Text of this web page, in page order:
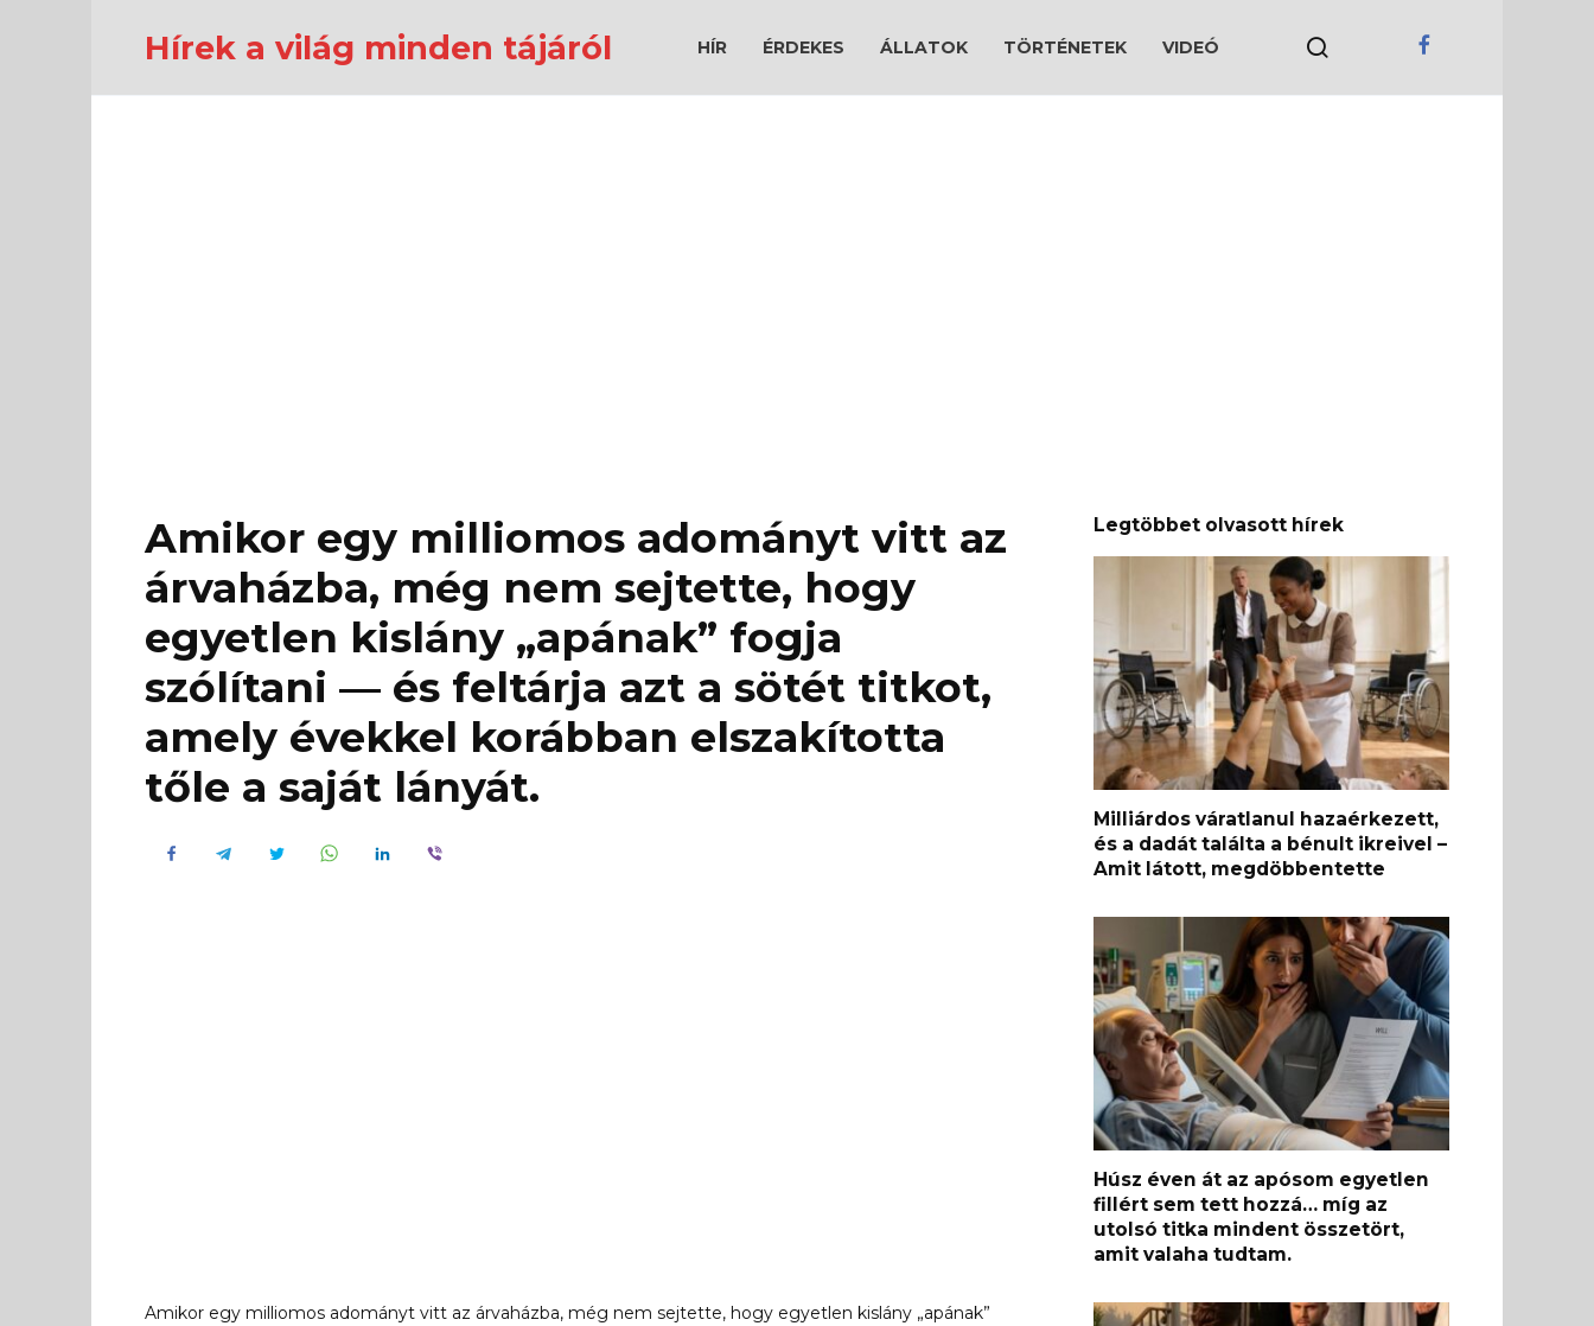
Hírek a világ minden tájáról HÍR ÉRDEKES ÁLLATOK TÖRTÉNETEK VIDEÓ
Amikor egy milliomos adományt vitt az
árvaházba, még nem sejtette, hogy
egyetlen kislány „apának” fogja
szólítani — és feltárja azt a sötét titkot,
amely évekkel korábban elszakította
tőle a saját lányát.
Amikor egy milliomos adományt vitt az árvaházba, még nem sejtette, hogy egyetlen kislány „apának”
Legtöbbet olvasott hírek
Milliárdos váratlanul hazaérkezett,
és a dadát találta a bénult ikreivel –
Amit látott, megdöbbentette
Húsz éven át az apósom egyetlen
fillért sem tett hozzá… míg az
utolsó titka mindent összetört,
amit valaha tudtam.